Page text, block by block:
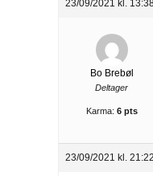
23/09/2021 kl.
Bo Brebøl
Deltager
Karma: 6 pts
23/09/2021 kl. 21:22